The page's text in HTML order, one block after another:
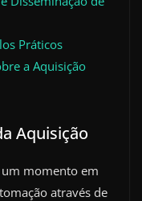
Práticos
a Aquisição
Aquisição
um momento em
através de